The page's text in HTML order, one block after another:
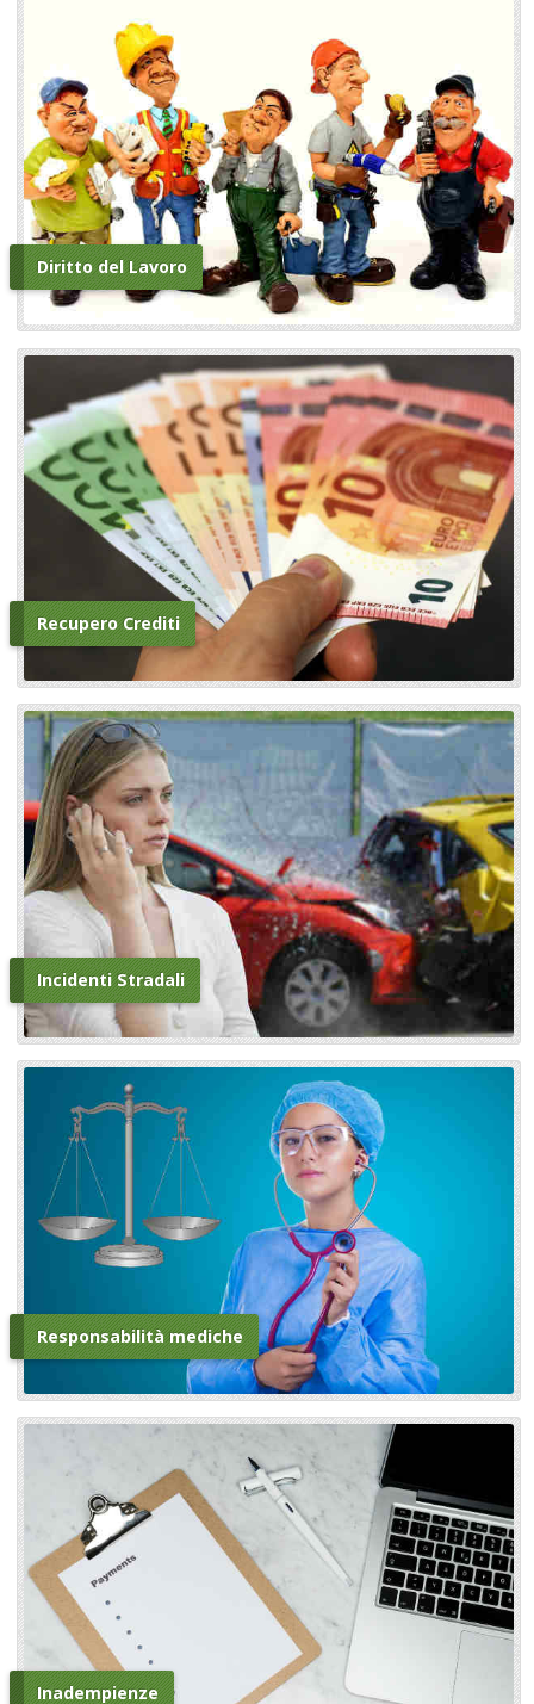
Diritto del Lavoro
Recupero Crediti
Incidenti Stradali
Responsabilità mediche
Inadempienze